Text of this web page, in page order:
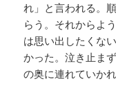
れ」と言われる。
らう。それからよ
は思い出したくな
かった。泣き止ま
の奥に連れていか